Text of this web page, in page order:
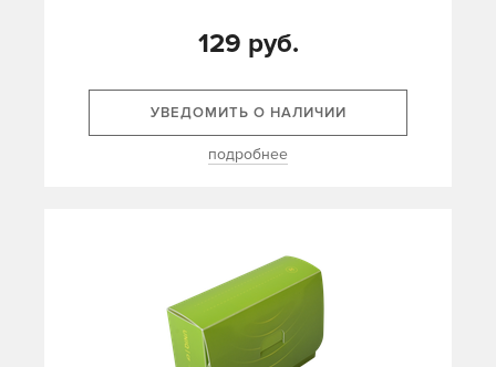
129 руб.
УВЕДОМИТЬ О НАЛИЧИИ
подробнее